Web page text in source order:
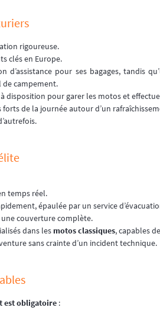
rigoureuse.
clés en Europe.
d’assistance pour ses bagages, tandis
campement.
disposition pour garer les motos et
de la journée autour d’un
temps réel.
épaulée par un service
couverture complète.
dans les motos classiques, capables
sans crainte d’un incident technique.
est obligatoire :